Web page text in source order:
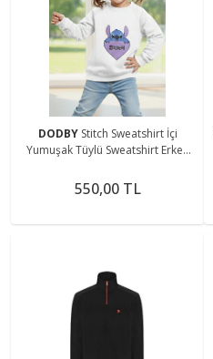
DODBY Stitch Sweatshirt İçi
Yumuşak Tüylü Sweatshirt Erkek
Stitch Kıyafet
550,00 TL